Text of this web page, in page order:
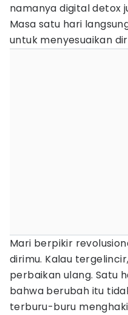
namanya digital detox
Masa satu hari
untuk menyesuaikan
Mari berpikir
dirimu. Kalau
perbaikan ulang. Satu
bahwa berubah itu
terburu-buru